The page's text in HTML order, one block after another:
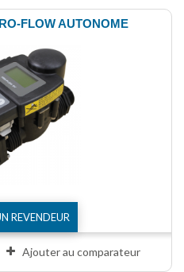
FLOW AUTONOME
REVENDEUR
Ajouter au comparateur